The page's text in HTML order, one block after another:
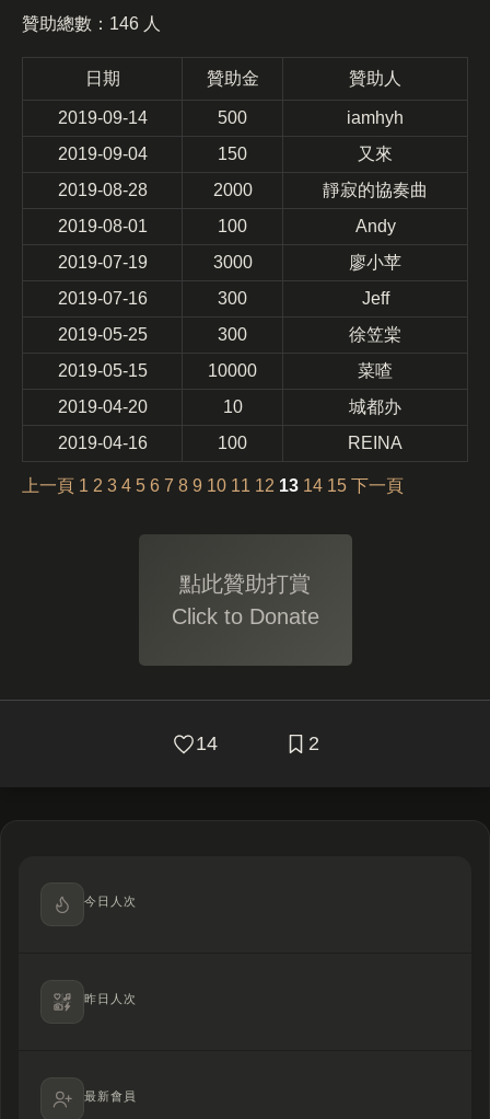
贊助總數：146 人
日期 贊助金 贊助人
2019-09-14 500
iamhyh
2019-09-04
150
又來
2019-08-28
2000
靜寂的協奏曲
2019-08-01
100
Andy
2019-07-19
3000
廖小苹
2019-07-16
300
Jeff
2019-05-25
300
徐笠棠
2019-05-15
10000
菜喳
2019-04-20
10
城都办
2019-04-16
100 REINA
上一頁 1 2 3 4 5 6 7 8 9 10 11 12 13 14 15 下一頁
點此贊助打賞
Click to Donate
14 2
今日人次
昨日人次
最新會員